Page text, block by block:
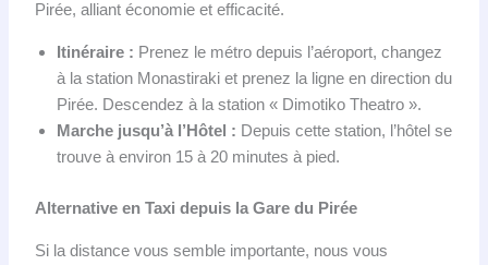
Pirée, alliant économie et efficacité.
Itinéraire : Prenez le métro depuis l’aéroport, changez
à la station Monastiraki et prenez la ligne en direction du
Pirée. Descendez à la station « Dimotiko Theatro ».
Marche jusqu’à l’Hôtel : Depuis cette station, l’hôtel se
trouve à environ 15 à 20 minutes à pied.
Alternative en Taxi depuis la Gare du Pirée
Si la distance vous semble importante, nous vous